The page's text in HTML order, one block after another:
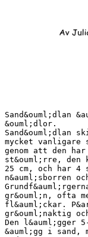
Sand&ouml;dlan
&ouml;dlor.
Sand&ouml;dlan
mycket vanligare
genom att den
st&ouml;rre,
25 cm, och har 4
n&auml;sborren
gr&ouml;n, ofta
fl&auml;ckar.
gr&ouml;naktig
Den l&auml;gger
&auml;gg i sand,